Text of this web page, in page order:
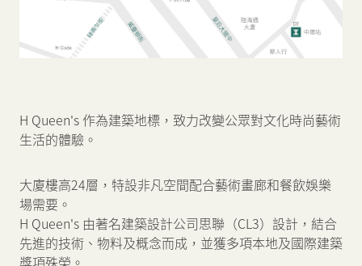
H Queen's 作為建築地標，致力改變公眾對文化時尚藝術
生活的體驗。
大廈樓高24層，特設非凡空間配合藝術畫廊和餐飲娛樂
場需要。
H Queen's 由著名建築設計公司思聯（CL3）設計，結合
先進的技術、物料及概念而成，並獲多項本地及國際建築
獎項殊榮。